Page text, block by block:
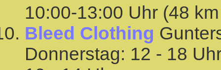
10:00-13:00 Uhr (48
Bleed Clothing
Donnerstag: 12 - 18